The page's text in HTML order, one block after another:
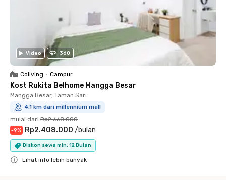
Video 360
Coliving • Campur
Kost Rukita Belhome Mangga Besar
Mangga Besar, Taman Sari
4.1 km dari millennium mall
mulai dari Rp2.668.000
-9% Rp2.408.000 /bulan
Diskon sewa min. 12 Bulan
Lihat info lebih banyak